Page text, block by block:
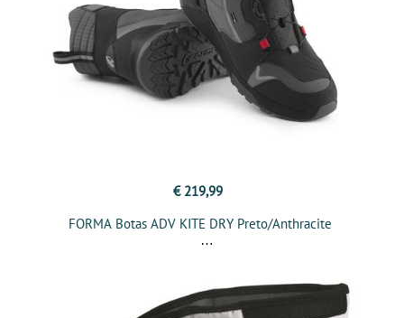
€ 219,99
FORMA Botas ADV KITE DRY Preto/Anthracite